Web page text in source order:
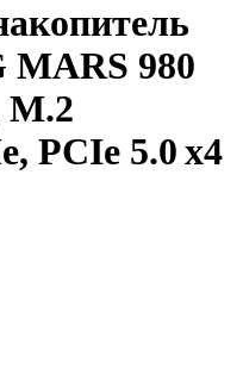
MARS 980
M.2
PCIe 5.0 x4